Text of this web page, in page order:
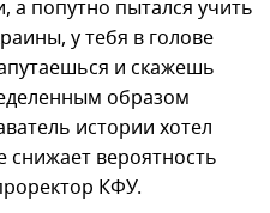
а попутно пытался учить
у тебя в голове
и скажешь
образом
истории хотел
снижает вероятность
КФУ.